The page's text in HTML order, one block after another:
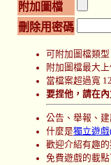
附加圖檔
刪除用密碼
可附加圖檔類型
附加圖檔最大
當檔案超過寬
要捏他，請在內
公告、舉報、
什麼是獨立遊戲
歡迎介紹有趣
免費遊戲的載